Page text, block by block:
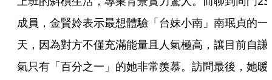
成員，金賢姈表示最想體驗「台妹小南」南珉貞的一
天，因為對方不僅充滿能量且人氣極高，讓目前自謙
氣只有「百分之一」的她非常羨慕。訪問最後，她暖